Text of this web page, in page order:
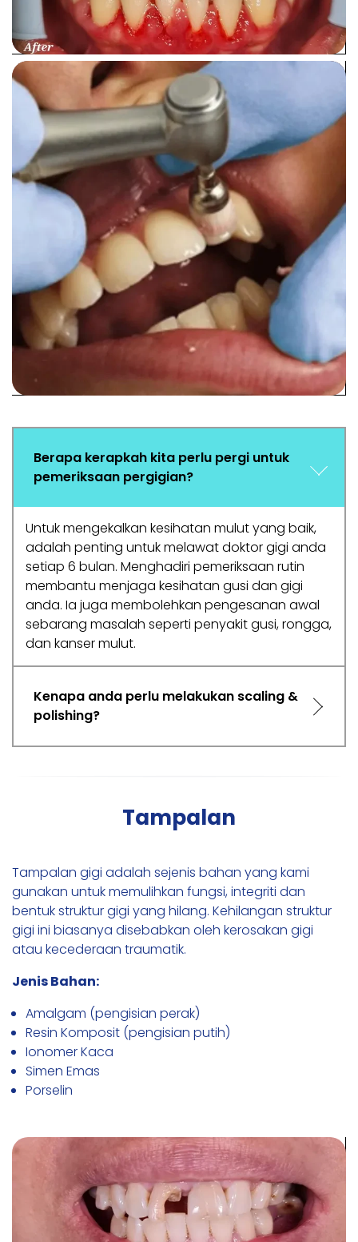
Berapa kerapkah kita perlu pergi untuk
pemeriksaan pergigian?
Untuk mengekalkan kesihatan mulut yang baik,
adalah penting untuk melawat doktor gigi anda
setiap 6 bulan. Menghadiri pemeriksaan rutin
membantu menjaga kesihatan gusi dan gigi
anda. Ia juga membolehkan pengesanan awal
sebarang masalah seperti penyakit gusi, rongga,
dan kanser mulut.
Kenapa anda perlu melakukan scaling &
polishing?
Tampalan
Tampalan gigi adalah sejenis bahan yang kami
gunakan untuk memulihkan fungsi, integriti dan
bentuk struktur gigi yang hilang. Kehilangan struktur
gigi ini biasanya disebabkan oleh kerosakan gigi
atau kecederaan traumatik.
Jenis Bahan:
Amalgam (pengisian perak)
Resin Komposit (pengisian putih)
Ionomer Kaca
Simen Emas
Porselin